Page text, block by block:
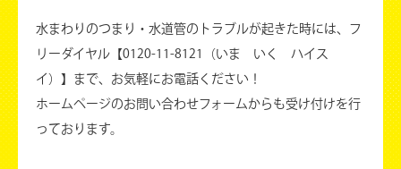
水まわりのつまり・水道管のトラブルが起きた時には、フ
リーダイヤル【0120-11-8121（いま いく ハイス
イ）】まで、お気軽にお電話ください！
ホームページのお問い合わせフォームからも受け付けを行
っております。